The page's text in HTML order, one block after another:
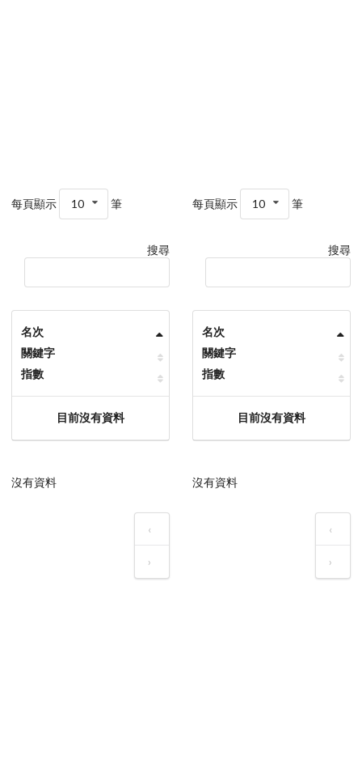
每頁顯示 10 筆
搜尋
名次
關鍵字
指數
目前沒有資料
沒有資料
‹
›
每頁顯示 10 筆
搜尋
名次
關鍵字
指數
目前沒有資料
沒有資料
‹
›